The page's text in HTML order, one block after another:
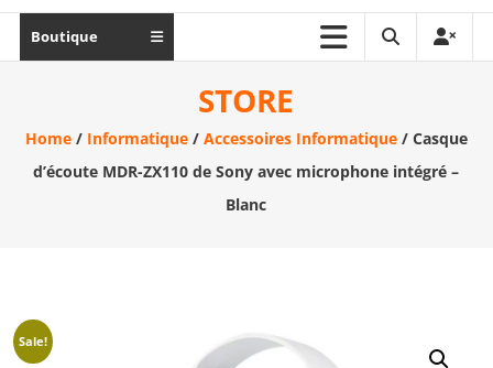
Ordinateur,
cellulaire
Boutique
STORE
Home/ Informatique/ Accessoires Informatique/ Casque
d’écoute MDR-ZX110 de Sony avec microphone intégré –
Blanc
Sale!